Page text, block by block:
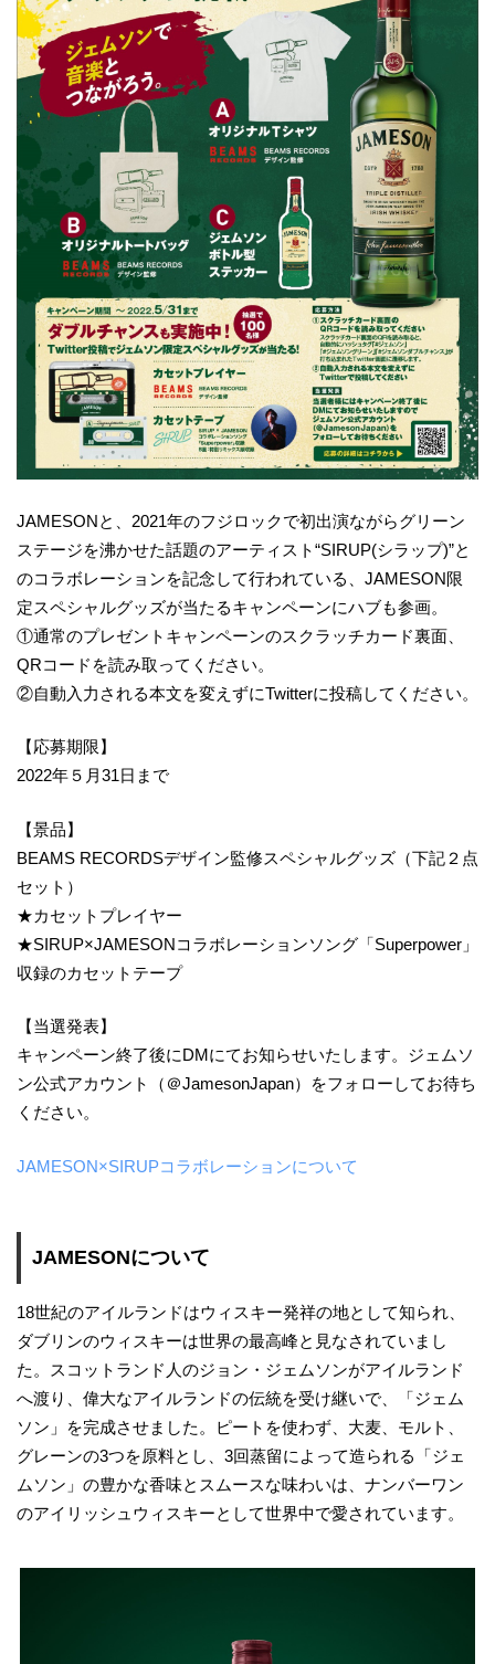
JAMESONと、2021年のフジロックで初出演ながらグリーン
ステージを沸かせた話題のアーティスト“SIRUP(シラップ)”と
のコラボレーションを記念して行われている、JAMESON限
定スペシャルグッズが当たるキャンペーンにハブも参画。
①通常のプレゼントキャンペーンのスクラッチカード裏面、
QRコードを読み取ってください。
②自動入力される本文を変えずにTwitterに投稿してください。
【応募期限】
2022年５月31日まで
【景品】
BEAMS RECORDSデザイン監修スペシャルグッズ（下記２点
セット）
★カセットプレイヤー
★SIRUP×JAMESONコラボレーションソング「Superpower」
収録のカセットテープ
【当選発表】
キャンペーン終了後にDMにてお知らせいたします。ジェムソ
ン公式アカウント（＠JamesonJapan）をフォローしてお待ち
ください。
JAMESON×SIRUPコラボレーションについて
JAMESONについて
18世紀のアイルランドはウィスキー発祥の地として知られ、
ダブリンのウィスキーは世界の最高峰と見なされていまし
た。スコットランド人のジョン・ジェムソンがアイルランド
へ渡り、偉大なアイルランドの伝統を受け継いで、「ジェム
ソン」を完成させました。ピートを使わず、大麦、モルト、
グレーンの3つを原料とし、3回蒸留によって造られる「ジェ
ムソン」の豊かな香味とスムースな味わいは、ナンバーワン
のアイリッシュウィスキーとして世界中で愛されています。